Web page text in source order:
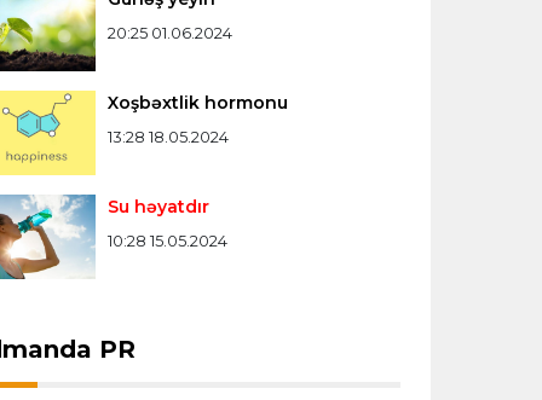
20:25 01.06.2024
Xoşbəxtlik hormonu
13:28 18.05.2024
Su həyatdır
10:28 15.05.2024
PR